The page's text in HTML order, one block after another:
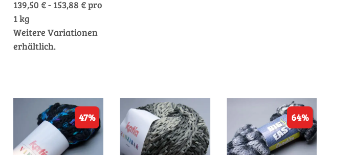
139,50 € - 153,88 € pro
1 kg
Weitere Variationen
erhältlich.
47% 64%